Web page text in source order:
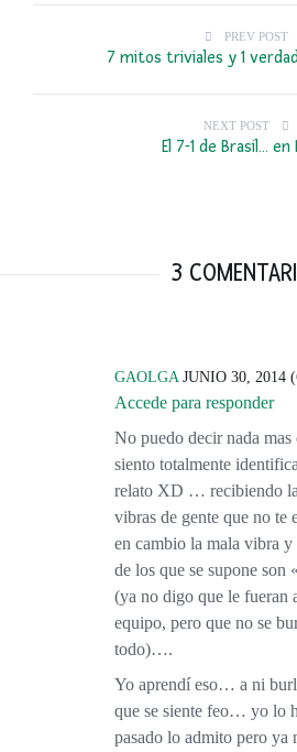
PREV POST
7 mitos triviales y 1
NEXT POST
El 7-1 de Brasil... en
3
GAOLGA JUNIO 30, 2014
Accede para responder
No puedo decir nada mas
siento totalmente
relato XD … recibiendo
vibras de gente que no te
en cambio la mala vibra y
de los que se supone son
(ya no digo que le fueran
equipo, pero que no se
todo)….
Yo aprendí eso… a ni
que se siente feo… yo lo
pasado lo admito pero ya